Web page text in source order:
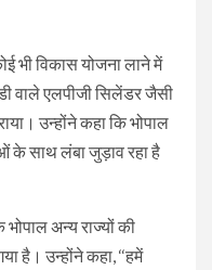
भी विकास योजना लाने में
वाले एलपीजी सिलेंडर जैसी
उन्होंने कहा कि भोपाल
के साथ लंबा जुड़ाव रहा है
अन्य राज्यों की
है। उन्होंने कहा, ‘‘हमें